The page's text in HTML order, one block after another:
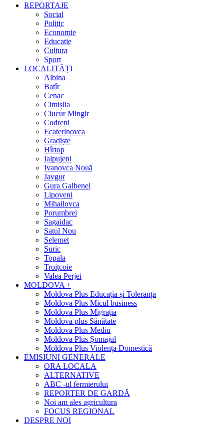
REPORTAJE
Social
Politic
Economie
Educatie
Cultura
Sport
LOCALITĂȚI
Albina
Batîr
Cenac
Cimișlia
Ciucur Mingir
Codreni
Ecaterinovca
Gradiște
Hîrtop
Ialpujeni
Ivanovca Nouă
Javgur
Gura Galbenei
Lipoveni
Mihailovca
Porumbrei
Sagaidac
Satul Nou
Selemet
Suric
Topala
Troițcoie
Valea Perjei
MOLDOVA +
Moldova Plus Educația și Toleranța
Moldova Plus Micul business
Moldova Plus Migrația
Moldova plus Sănătate
Moldova Plus Mediu
Moldova Plus Șomajul
Moldova Plus Violența Domestică
EMISIUNI GENERALE
ORA LOCALA
ALTERNATIVE
ABC -ul fermierului
REPORTER DE GARDĂ
Noi am ales agricultura
FOCUS REGIONAL
DESPRE NOI